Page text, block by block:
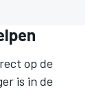
op de
is in de